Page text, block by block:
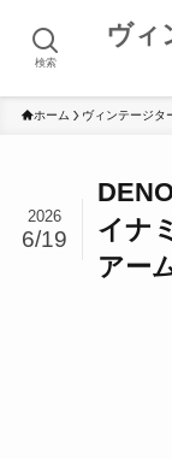
ヴィ
検索
ホーム ヴィンテージタ
イナ
アー
2026
6/19